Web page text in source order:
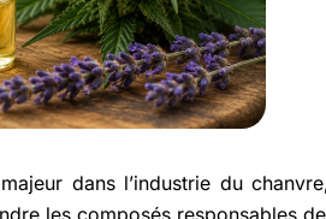
dans l’industrie du
les composés responsables de